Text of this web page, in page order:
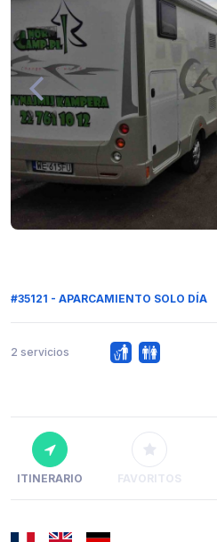
#35121 - APARCAMIENTO SOLO DÍA
2 servicios
ITINERARIO FAVORITOS